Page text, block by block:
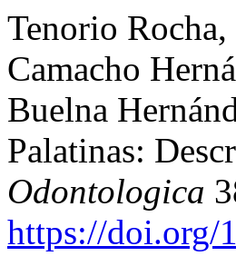
Tenorio
Camacho
Buelna
Palatinas:
Odontologica
https://doi.org/